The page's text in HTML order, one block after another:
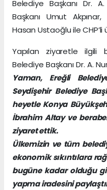
Belediye Başkanı Dr.
Başkanı Umut
Hasan Ustaoğlu ile CHP’li
Yapılan ziyaretle ilgili
Belediye Başkanı Dr. A.
Yaman, Ereğli
Seydişehir Belediye
heyetle Konya
İbrahim Altay ve
ziyaret ettik.
Ülkemizin ve tüm
ekonomik sıkıntılara
bugüne kadar olduğu
yapma iradesini